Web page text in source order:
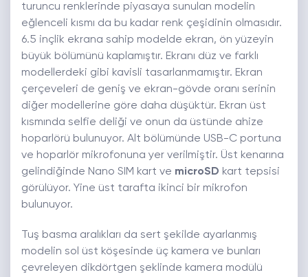
turuncu renklerinde piyasaya sunulan modelin
eğlenceli kısmı da bu kadar renk çeşidinin olmasıdır.
6.5 inçlik ekrana sahip modelde ekran, ön yüzeyin
büyük bölümünü kaplamıştır. Ekranı düz ve farklı
modellerdeki gibi kavisli tasarlanmamıştır. Ekran
çerçeveleri de geniş ve ekran-gövde oranı serinin
diğer modellerine göre daha düşüktür. Ekran üst
kısmında selfie deliği ve onun da üstünde ahize
hoparlörü bulunuyor. Alt bölümünde USB-C portuna
ve hoparlör mikrofonuna yer verilmiştir. Üst kenarına
gelindiğinde Nano SIM kart ve microSD kart tepsisi
görülüyor. Yine üst tarafta ikinci bir mikrofon
bulunuyor.
Tuş basma aralıkları da sert şekilde ayarlanmış
modelin sol üst köşesinde üç kamera ve bunları
çevreleyen dikdörtgen şeklinde kamera modülü